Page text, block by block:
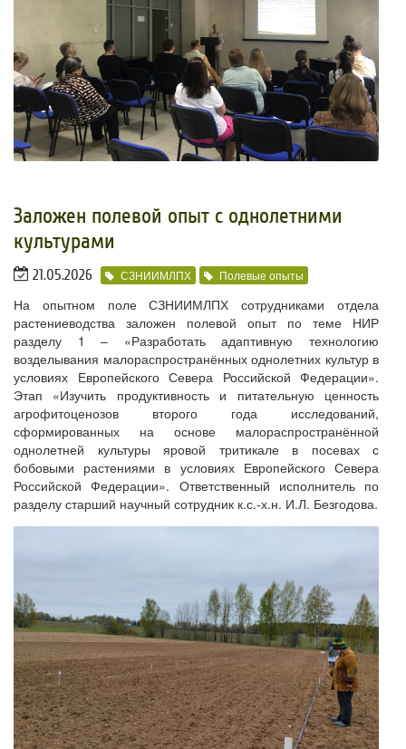
Заложен полевой опыт с однолетними
культурами
21.05.2026 СЗНИИМЛПХ Полевые опыты
На опытном поле СЗНИИМЛПХ сотрудниками отдела
растениеводства заложен полевой опыт по теме НИР
разделу 1 – «Разработать адаптивную технологию
возделывания малораспространённых однолетних культур в
условиях Европейского Севера Российской Федерации».
Этап «Изучить продуктивность и питательную ценность
агрофитоценозов второго года исследований,
сформированных на основе малораспространённой
однолетней культуры яровой тритикале в посевах с
бобовыми растениями в условиях Европейского Севера
Российской Федерации». Ответственный исполнитель по
разделу старший научный сотрудник к.с.-х.н. И.Л. Безгодова.